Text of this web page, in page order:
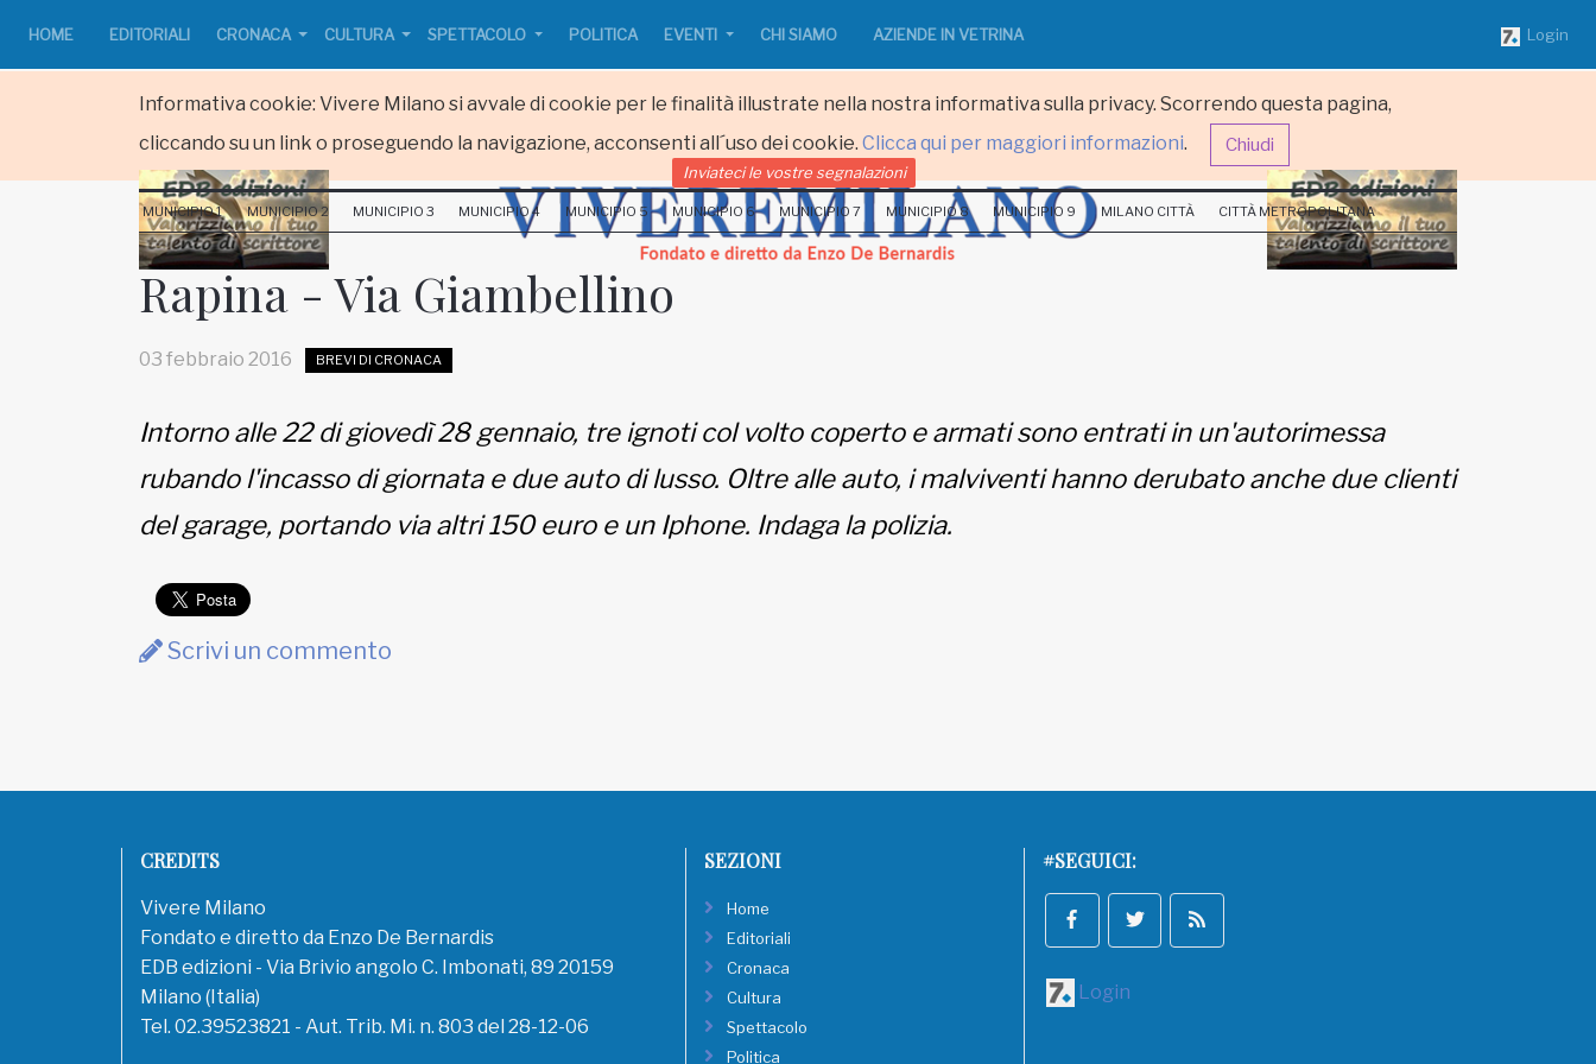
Informativa cookie: Vivere Milano si avvale di cookie per le finalità illustrate nella nostra informativa sulla privacy. Scorrendo questa pagina,
cliccando su un link o proseguendo la navigazione, acconsenti all´uso dei cookie. Clicca qui per maggiori informazioni. Chiudi
HOME EDITORIALI CRONACA CULTURA SPETTACOLO POLITICA EVENTI CHI SIAMO AZIENDE IN VETRINA Login
Fondato e diretto da Enzo De
EDB edizioni - Via Brivio angolo C.
Informativa sulla privacy
Inviateci le vostre segnalazioni
MUNICIPIO 1 MUNICIPIO 2 MUNICIPIO 3 MUNICIPIO 4 MUNICIPIO 5 MUNICIPIO 6 MUNICIPIO 7 MUNICIPIO 8 MUNICIPIO 9 MILANO CITTÀ CITTÀ METROPOLITANA
Rapina - Via Giambellino
03 febbraio 2016 BREVI DI CRONACA
Intorno alle 22 di giovedì 28 gennaio, tre ignoti col volto coperto e armati sono entrati in un'autorimessa
rubando l'incasso di giornata e due auto di lusso. Oltre alle auto, i malviventi hanno derubato anche due clienti
del garage, portando via altri 150 euro e un Iphone. Indaga la polizia.
Scrivi un commento
CREDITS
Vivere Milano
Fondato e diretto da Enzo De Bernardis
EDB edizioni - Via Brivio angolo C. Imbonati, 89 20159
Milano (Italia)
Tel. 02.39523821 - Aut. Trib. Mi. n. 803 del 28-12-06
SEZIONI
Home
Editoriali
Cronaca
Cultura
Spettacolo
Politica
#SEGUICI:
Login